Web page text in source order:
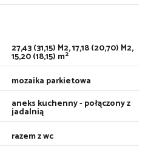
27,43 (31,15) M2, 17,18 (20,70) M2,
15,20 (18,15) m2
mozaika parkietowa
aneks kuchenny - połączony z
jadalnią
razem z wc